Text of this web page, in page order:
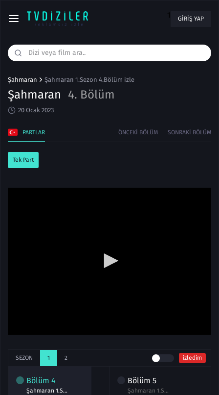
1 GIRIŞ YAP
Şahmaran Şahmaran 1.Sezon 4.Bölüm izle
Şahmaran 4. Bölüm
20 Ocak 2023
PARTLAR ÖNCEKI BÖLÜM SONRAKI BÖLÜM
Tek Part
SEZON 1 2 izledim
Bölüm 4
Şahmaran 1.Sezon 4.Bölüm izle
Bölüm 5
Şahmaran 1.Sezon 5.Bölüm izle